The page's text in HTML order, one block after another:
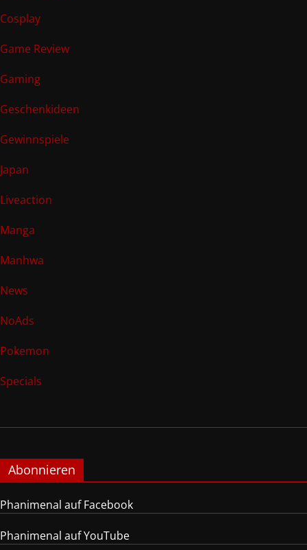
Cosplay
Game Review
Gaming
Geschenkideen
Gewinnspiele
Japan
Liveaction
Manga
Manhwa
News
NoAds
Pokemon
Specials
Abonnieren
Phanimenal auf Facebook
Phanimenal auf YouTube